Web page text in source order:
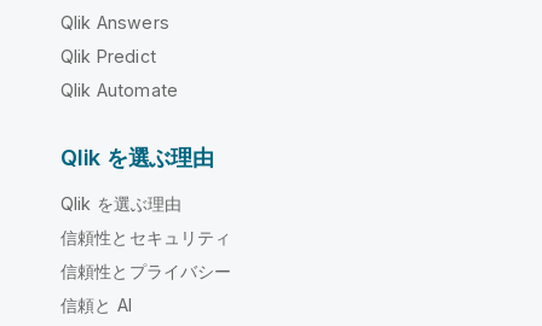
Qlik Answers
Qlik Predict
Qlik Automate
Qlik を選ぶ理由
Qlik を選ぶ理由
信頼性とセキュリティ
信頼性とプライバシー
信頼と AI